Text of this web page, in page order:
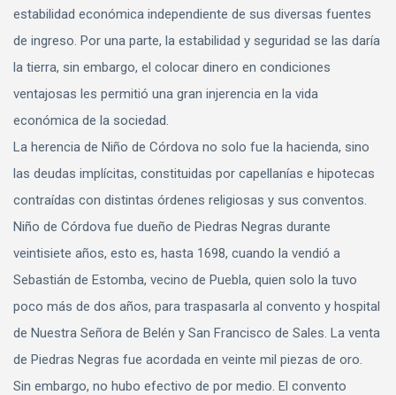
estabilidad económica independiente de sus diversas fuentes
de ingreso. Por una parte, la estabilidad y seguridad se las daría
la tierra, sin embargo, el colocar dinero en condiciones
ventajosas les permitió una gran injerencia en la vida
económica de la sociedad.
La herencia de Niño de Córdova no solo fue la hacienda, sino
las deudas implícitas, constituidas por capellanías e hipotecas
contraídas con distintas órdenes religiosas y sus conventos.
Niño de Córdova fue dueño de Piedras Negras durante
veintisiete años, esto es, hasta 1698, cuando la vendió a
Sebastián de Estomba, vecino de Puebla, quien solo la tuvo
poco más de dos años, para traspasarla al convento y hospital
de Nuestra Señora de Belén y San Francisco de Sales. La venta
de Piedras Negras fue acordada en veinte mil piezas de oro.
Sin embargo, no hubo efectivo de por medio. El convento